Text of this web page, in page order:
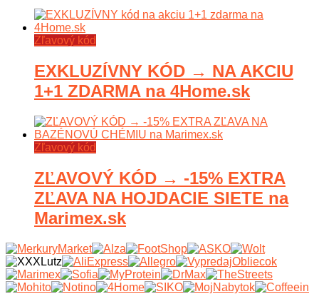
Zľavový kód
EXKLUZÍVNY KÓD → NA AKCIU
1+1 ZDARMA na 4Home.sk
Zľavový kód
ZĽAVOVÝ KÓD → -15% EXTRA
ZĽAVA NA HOJDACIE SIETE na
Marimex.sk